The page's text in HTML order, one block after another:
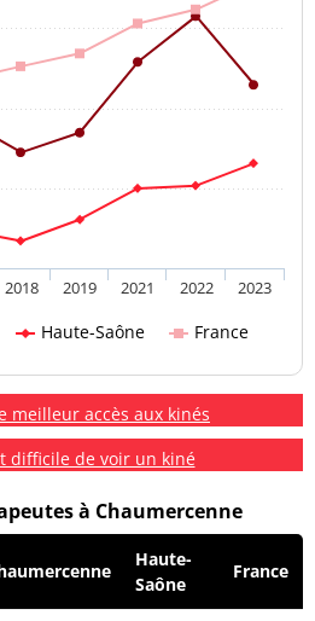
Haute-Saône France
2018 2019 2021 2022 2023
meilleur accès aux kinés
difficile de voir un kiné
à Chaumercenne
Haute-
Saône
France